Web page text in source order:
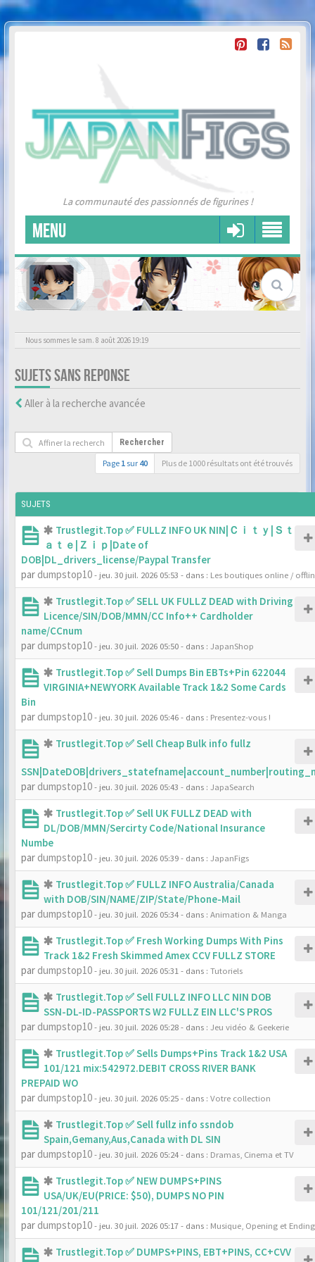
La communauté des passionnés de figurines !
MENU
Nous sommes le sam. 8 août 2026 19:19
SUJETS SANS REPONSE
Aller à la recherche avancée
Rechercher
Page 1 sur 40 Plus de 1000 résultats ont été trouvés
SUJETS
Trustlegit.Top ✅ FULLZ INFO UK NIN|Ｃｉｔｙ|Ｓｔ
ａｔｅ|Ｚｉｐ|Date of
DOB|DL_drivers_license/Paypal Transfer
par dumpstop10- jeu. 30 juil. 2026 05:53 - dans : Les boutiques online /
Trustlegit.Top ✅ SELL UK FULLZ DEAD with Driving
Licence/SIN/DOB/MMN/CC Info++ Cardholder
name/CCnum
par dumpstop10- jeu. 30 juil. 2026 05:50- dans : JapanShop
Trustlegit.Top ✅ Sell Dumps Bin EBTs+Pin 622044
VIRGINIA+NEWYORK Available Track 1&2 Some Cards
Bin
par dumpstop10- jeu. 30 juil. 2026 05:46- dans : Presentez-vous !
Trustlegit.Top ✅ Sell Cheap Bulk info fullz
par dumpstop10- jeu. 30 juil. 2026 05:43 - dans : JapaSearch
Trustlegit.Top ✅ Sell UK FULLZ DEAD with
DL/DOB/MMN/Sercirty Code/National Insurance
Numbe
par dumpstop10- jeu. 30 juil. 2026 05:39- dans : JapanFigs
Trustlegit.Top ✅ FULLZ INFO Australia/Canada
with DOB/SIN/NAME/ZIP/State/Phone-Mail
par dumpstop10- jeu. 30 juil. 2026 05:34- dans : Animation & Manga
Trustlegit.Top ✅ Fresh Working Dumps With Pins
Track 1&2 Fresh Skimmed Amex CCV FULLZ STORE
par dumpstop10- jeu. 30 juil. 2026 05:31 - dans : Tutoriels
Trustlegit.Top ✅ Sell FULLZ INFO LLC NIN DOB
SSN-DL-ID-PASSPORTS W2 FULLZ EIN LLC'S PROS
par dumpstop10- jeu. 30 juil. 2026 05:28- dans : Jeu vidéo & Geekerie
Trustlegit.Top ✅ Sells Dumps+Pins Track 1&2 USA
101/121 mix:542972.DEBIT CROSS RIVER BANK
PREPAID WO
par dumpstop10- jeu. 30 juil. 2026 05:25- dans : Votre collection
Trustlegit.Top ✅ Sell fullz info ssndob
Spain,Gemany,Aus,Canada with DL SIN
par dumpstop10- jeu. 30 juil. 2026 05:24- dans : Dramas, Cinema et TV
Trustlegit.Top ✅ NEW DUMPS+PINS
USA/UK/EU(PRICE: $50), DUMPS NO PIN
101/121/201/211
par dumpstop10- jeu. 30 juil. 2026 05:17- dans : Musique, Opening et Ending
Trustlegit.Top ✅ DUMPS+PINS, EBT+PINS, CC+CVV